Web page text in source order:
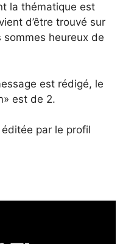
la thématique est
d’être trouvé sur
heureux de
est rédigé, le
est de 2.
éditée par le profil